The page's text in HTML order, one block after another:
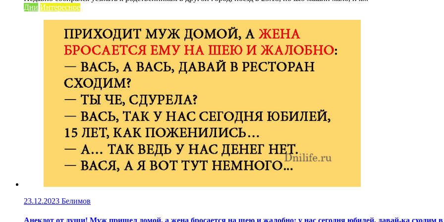
Дни Интересное
23.12.2023 Белимов
Анекдот от души! Муж пришел домой, а жена бросается на шею и жалобно: у нас сегодня юбилей, давай-ка сходим в